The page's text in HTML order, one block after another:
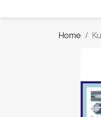
Home